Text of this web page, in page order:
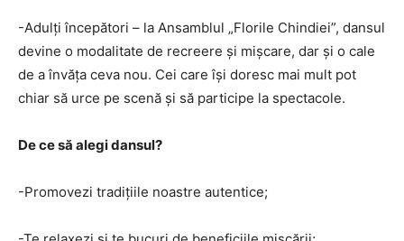
-Adulți începători – la Ansamblul „Florile Chindiei”, dansul
devine o modalitate de recreere și mișcare, dar și o cale
de a învăța ceva nou. Cei care își doresc mai mult pot
chiar să urce pe scenă și să participe la spectacole.
De ce să alegi dansul?
-Promovezi tradițiile noastre autentice;